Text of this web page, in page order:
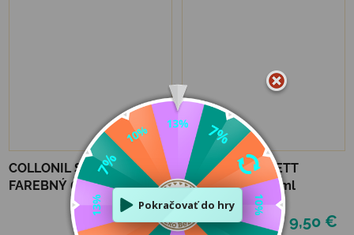
COLLONIL SHOE CREAM
FAREBNÝ 60 ML - BLUE
6,90 €
COLLONIL NILFETT
NEUTRÁLNY 75 ml
9,50 €